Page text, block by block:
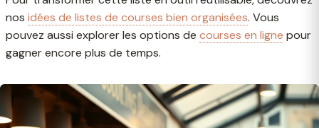
nos idées de listes de courses bien organisées. Vous
pouvez aussi explorer les options de courses en ligne pour
gagner encore plus de temps.